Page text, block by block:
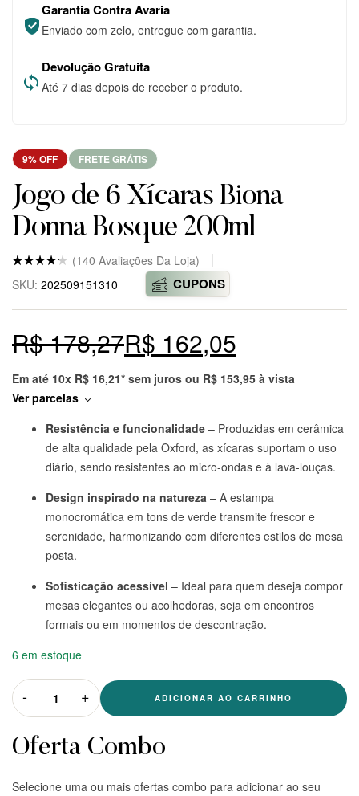
Garantia Contra Avaria
Enviado com zelo, entregue com garantia.
Devolução Gratuita
Até 7 dias depois de receber o produto.
9% OFF FRETE GRÁTIS
Jogo de 6 Xícaras Biona
Donna Bosque 200ml
Nota 4.8
de 5
em
es
5
de
clientes
em
ace.
(140 Avaliações Da Loja)
SKU: 202509151310 CUPONS
R$178,27R$ 162,05
Em até 10x R$ 16,21* sem juros ou R$ 153,95 à vista
Ver parcelas
Resistência e funcionalidade – Produzidas em cerâmica
de alta qualidade pela Oxford, as xícaras suportam o uso
diário, sendo resistentes ao micro-ondas e à lava-louças.
Design inspirado na natureza – A estampa
monocromática em tons de verde transmite frescor e
serenidade, harmonizando com diferentes estilos de mesa
posta.
Sofisticação acessível – Ideal para quem deseja compor
mesas elegantes ou acolhedoras, seja em encontros
formais ou em momentos de descontração.
6 em estoque
- + ADICIONAR AO CARRINHO
Oferta Combo
Selecione uma ou mais ofertas combo para adicionar ao seu